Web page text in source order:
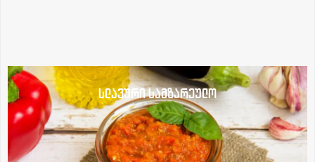
სლავური სამზარეულო